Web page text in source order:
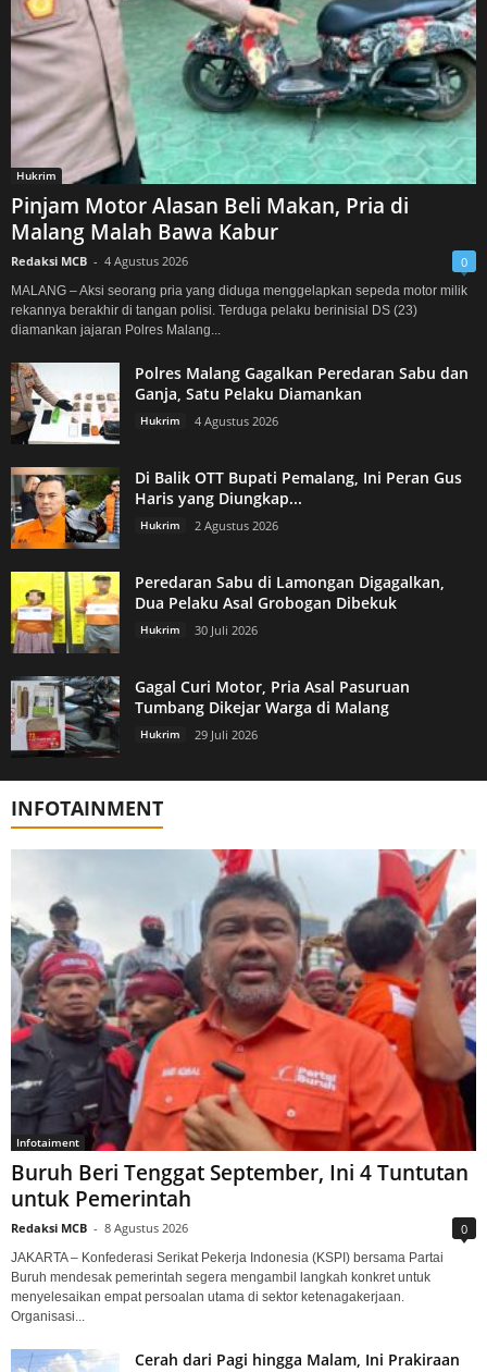
Hukrim
Pinjam Motor Alasan Beli Makan, Pria di
Malang Malah Bawa Kabur
Redaksi MCB - 4 Agustus 2026 0
MALANG – Aksi seorang pria yang diduga menggelapkan sepeda motor milik
rekannya berakhir di tangan polisi. Terduga pelaku berinisial DS (23)
diamankan jajaran Polres Malang...
Polres Malang Gagalkan Peredaran Sabu dan
Ganja, Satu Pelaku Diamankan
Hukrim 4 Agustus 2026
Di Balik OTT Bupati Pemalang, Ini Peran Gus
Haris yang Diungkap...
Hukrim 2 Agustus 2026
Peredaran Sabu di Lamongan Digagalkan,
Dua Pelaku Asal Grobogan Dibekuk
Hukrim 30 Juli 2026
Gagal Curi Motor, Pria Asal Pasuruan
Tumbang Dikejar Warga di Malang
Hukrim 29 Juli 2026
INFOTAINMENT
Infotaiment
Buruh Beri Tenggat September, Ini 4 Tuntutan
untuk Pemerintah
Redaksi MCB - 8 Agustus 2026 0
JAKARTA – Konfederasi Serikat Pekerja Indonesia (KSPI) bersama Partai
Buruh mendesak pemerintah segera mengambil langkah konkret untuk
menyelesaikan empat persoalan utama di sektor ketenagakerjaan.
Organisasi...
Cerah dari Pagi hingga Malam, Ini Prakiraan